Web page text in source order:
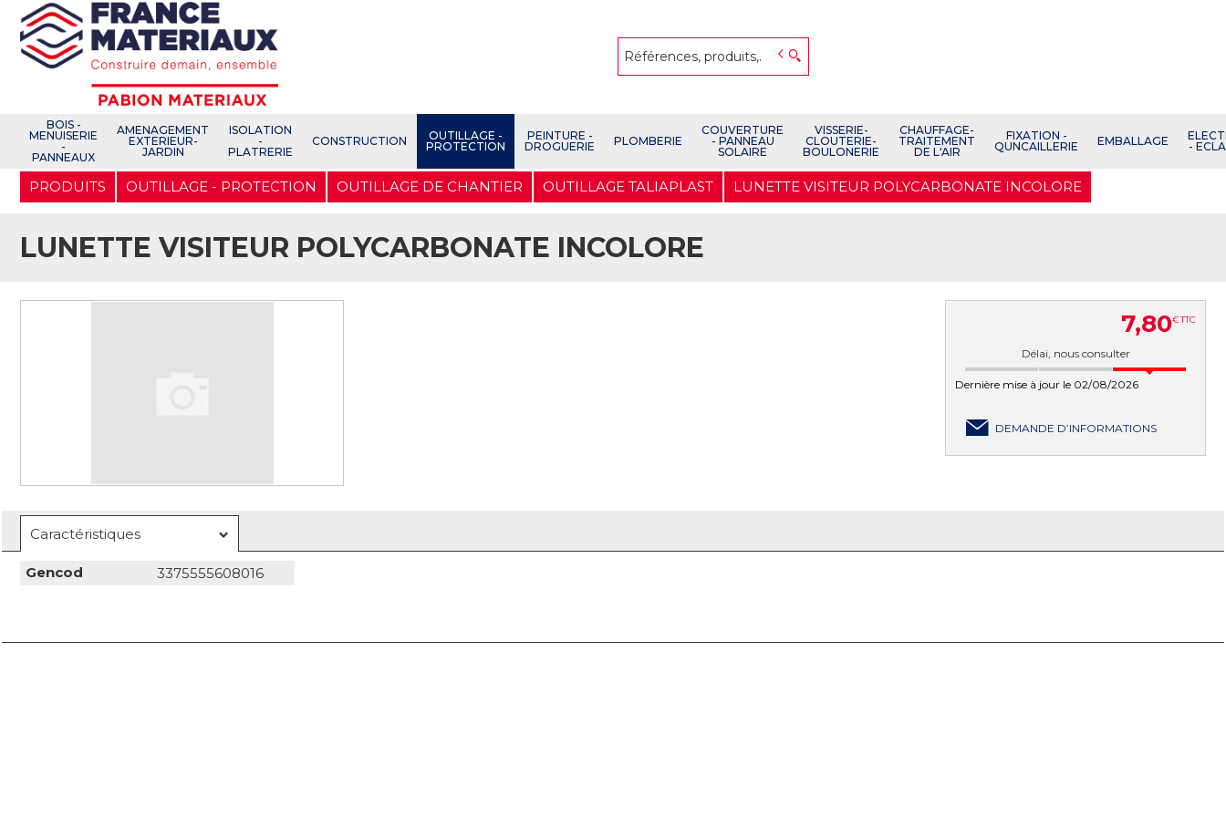
Aller
contenu
BOIS -
MENUISERIE
-
PANNEAUX
AMENAGEMENT
EXTERIEUR-
JARDIN
ISOLATION
-
PLATRERIE
CONSTRUCTION
OUTILLAGE -
PROTECTION
PEINTURE -
DROGUERIE
PLOMBERIE
COUVERTURE
- PANNEAU
SOLAIRE
VISSERIE-
CLOUTERIE-
BOULONERIE
CHAUFFAGE-
TRAITEMENT
DE L'AIR
FIXATION -
QUNCAILLERIE
EMBALLAGE
-
PRODUITS OUTILLAGE - PROTECTION OUTILLAGE DE CHANTIER OUTILLAGE TALIAPLAST LUNETTE VISITEUR POLYCARBONATE INCOLORE
LUNETTE VISITEUR POLYCARBONATE INCOLORE
7,80€TTC
Délai, nous consulter
Dernière mise à jour le 02/08/2026
DEMANDE D’INFORMATIONS
Caractéristiques
Gencod 3375555608016